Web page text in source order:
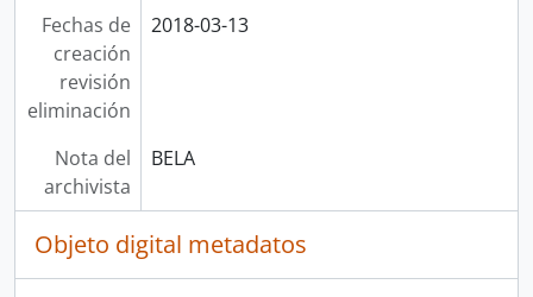
Fechas de
creación
revisión
eliminación
2018-03-13
Nota del
archivista
BELA
Objeto digital metadatos